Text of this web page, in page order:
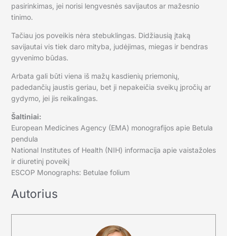
pasirinkimas, jei norisi lengvesnės savijautos ar mažesnio
tinimo.
Tačiau jos poveikis nėra stebuklingas. Didžiausią įtaką
savijautai vis tiek daro mityba, judėjimas, miegas ir bendras
gyvenimo būdas.
Arbata gali būti viena iš mažų kasdienių priemonių,
padedančių jaustis geriau, bet ji nepakeičia sveikų įpročių ar
gydymo, jei jis reikalingas.
Šaltiniai:
European Medicines Agency (EMA) monografijos apie Betula
pendula
National Institutes of Health (NIH) informacija apie vaistažoles
ir diuretinį poveikį
ESCOP Monographs: Betulae folium
Autorius